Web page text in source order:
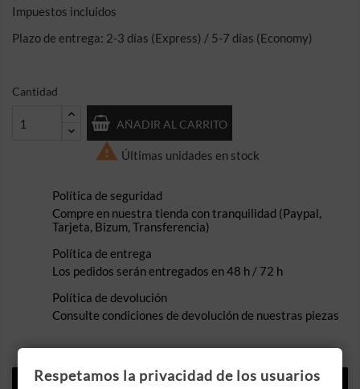
Impuestos incluidos
Plazo de entrega: 2-3 días (Express) / 5-7 días (Economy)
Cantidad
AÑADIR AL CARRITO
 Últimas unidades en stock
Política de seguridad
Compre en nuestra tienda con tranquilidad (Paypal,
Tarjeta, Bizum, Transferencia)
Política de entrega
Los pedidos serán entregados en 48 h / 72 h
Política de devolución
Consulte condiciones de devolución de nuestras piezas
DESCRIPCIÓN
Respetamos la privacidad de los usuarios